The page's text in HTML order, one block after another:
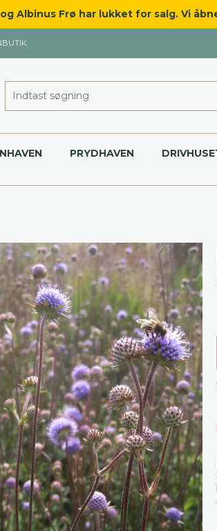
Albinus Frø har lukket for salg. Vi
PRYDHAVEN